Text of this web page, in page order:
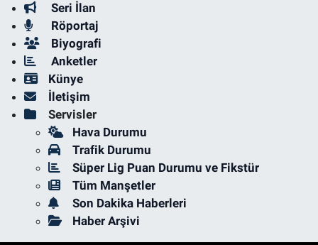
Seri İlan
Röportaj
Biyografi
Anketler
Künye
İletişim
Servisler
Hava Durumu
Trafik Durumu
Süper Lig Puan Durumu ve Fikstür
Tüm Manşetler
Son Dakika Haberleri
Haber Arşivi